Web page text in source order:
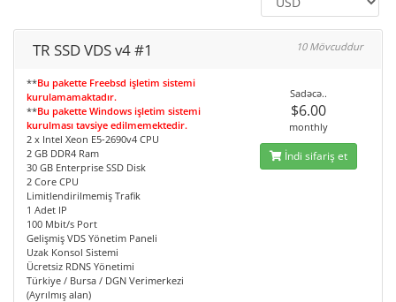
TR SSD VDS v4 #1 10 Mövcuddur
**Bu pakette Freebsd işletim sistemi
kurulamamaktadır.
**Bu pakette Windows işletim sistemi
kurulması tavsiye edilmemektedir.
2 x Intel Xeon E5-2690v4 CPU
2 GB DDR4 Ram
30 GB Enterprise SSD Disk
2 Core CPU
Limitlendirilmemiş Trafik
1 Adet IP
100 Mbit/s Port
Gelişmiş VDS Yönetim Paneli
Uzak Konsol Sistemi
Ücretsiz RDNS Yönetimi
Türkiye / Bursa / DGN Verimerkezi
(Ayrılmış alan)
Sadəcə..
$6.00
monthly
İndi sifariş et